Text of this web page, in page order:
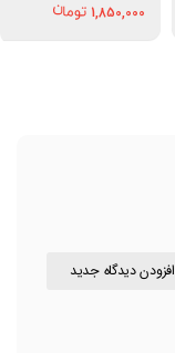
1,850,000
افزودن دیدگاه جدید